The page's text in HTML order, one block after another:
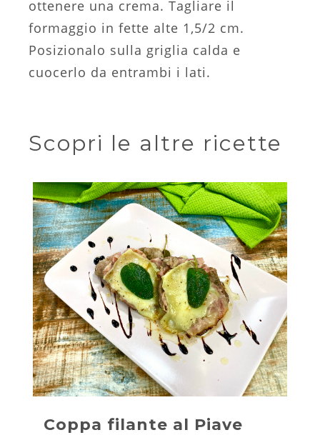
ottenere una crema. Tagliare il
formaggio in fette alte 1,5/2 cm.
Posizionalo sulla griglia calda e
cuocerlo da entrambi i lati.
Scopri le altre ricette
Coppa filante al Piave